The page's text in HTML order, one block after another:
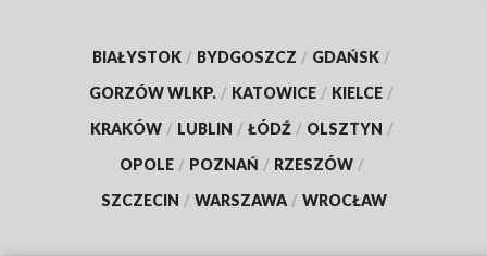
BIAŁYSTOK / BYDGOSZCZ / GDAŃSK /
GORZÓW WLKP. / KATOWICE / KIELCE /
KRAKÓW / LUBLIN / ŁÓDŹ / OLSZTYN /
OPOLE / POZNAŃ / RZESZÓW /
SZCZECIN / WARSZAWA / WROCŁAW